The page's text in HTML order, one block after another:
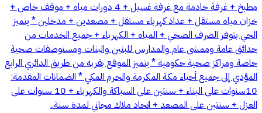
مطبخ + غرفة خادمة مع غرفة غسيل + 4 دورات مياه + موقف خاص +
خزان مياه مستقل + عداد كهرباء مستقل + مصعدين + مدخلين * يتميز
الحي بتوفر الصرف الصحي + المياه + الكهرباء + جميع الخدمات من
حدائق عامة وممشى عام والمدارس للبنين والبنات ومستوصفات صحية
خاصة ومراكز صحية حكومية * يتميز الموقع بقربه من طريق الدائري الرابع
المؤدي إلى جميع أحياء مكة المكرمة والحرم المكي * الضمانات المقدمة:
10سنوات على البناء + سنتين على السباكة والكهرباء + 10 سنوات على
العزل + سنتين على المصعد + اتحاد ملاك مجاني لمدة سنة..